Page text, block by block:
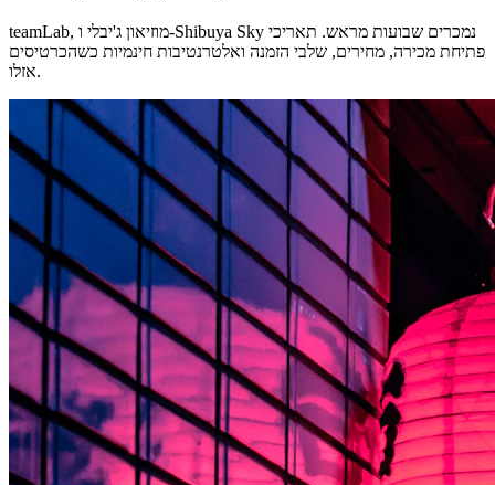
teamLab, מוזיאון ג'יבלי ו-Shibuya Sky נמכרים שבועות מראש. תאריכי
פתיחת מכירה, מחירים, שלבי הזמנה ואלטרנטיבות חינמיות כשהכרטיסים
אזלו.